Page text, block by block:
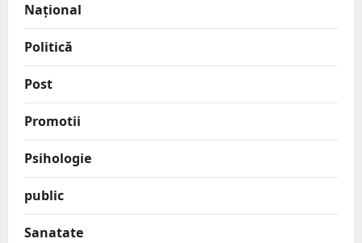
Național
Politică
Post
Promotii
Psihologie
public
Sanatate